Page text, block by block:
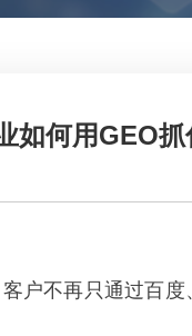
如何用GEO抓
户不再只通过百